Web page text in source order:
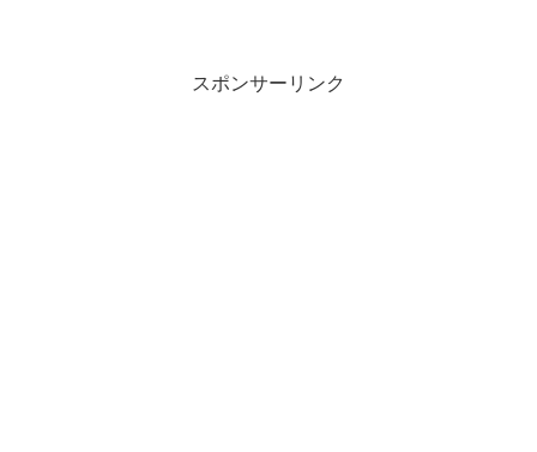
スポンサーリンク